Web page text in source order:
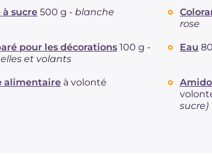
à sucre 500 g - blanche
rose
pour les décorations 100 g -
et volants
Eau
alimentaire à volonté
sucre)